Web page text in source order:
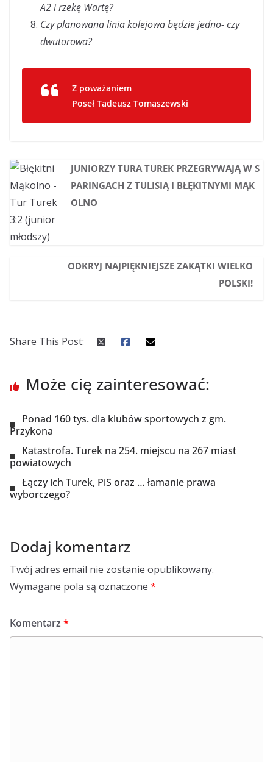
A2 i rzekę Wartę?
Czy planowana linia kolejowa będzie jedno- czy
dwutorowa?
Z poważaniem
Poseł Tadeusz Tomaszewski
JUNIORZY TURA TUREK PRZEGRYWAJĄ W S
PARINGACH Z TULISIĄ I BŁĘKITNYMI MĄK
OLNO
ODKRYJ NAJPIĘKNIEJSZE ZAKĄTKI WIELKO
POLSKI!
Share This Post:
Może cię zainteresować:
Ponad 160 tys. dla klubów sportowych z gm.
Przykona
Katastrofa. Turek na 254. miejscu na 267 miast
powiatowych
Łączy ich Turek, PiS oraz … łamanie prawa
wyborczego?
Dodaj komentarz
Twój adres email nie zostanie opublikowany.
Wymagane pola są oznaczone *
Komentarz *